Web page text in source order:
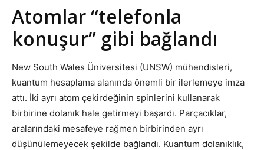
Atomlar “telefonla
konuşur” gibi bağlandı
New South Wales Üniversitesi (UNSW) mühendisleri,
kuantum hesaplama alanında önemli bir ilerlemeye imza
attı. İki ayrı atom çekirdeğinin spinlerini kullanarak
birbirine dolanık hale getirmeyi başardı. Parçacıklar,
aralarındaki mesafeye rağmen birbirinden ayrı
düşünülemeyecek şekilde bağlandı. Kuantum dolanıklık,